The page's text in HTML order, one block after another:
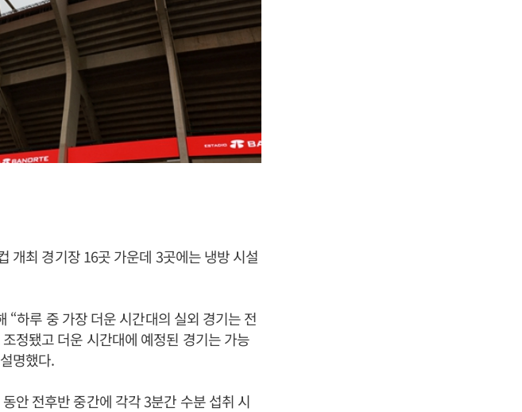
개최 경기장 16곳 가운데 3곳에는 냉방 시설
“하루 중 가장 더운 시간대의 실외 경기는 전
정됐고 더운 시간대에 예정된 경기는 가능
명했다.
안 전후반 중간에 각각 3분간 수분 섭취 시